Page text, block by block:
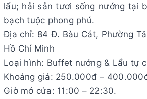
lẩu; hải sản tươi sống nướng tại
bạch tuộc phong phú.
Địa chỉ: 84 Đ. Bàu Cát, Phường
Hồ Chí Minh
Loại hình: Buffet nướng & Lẩu tự
Khoảng giá: 250.000đ –
Giờ mở cửa: 11:00 – 22:30.